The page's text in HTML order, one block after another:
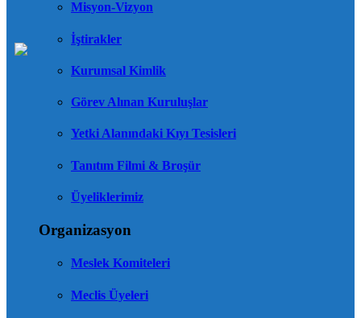
Misyon-Vizyon
İştirakler
Kurumsal Kimlik
Görev Alınan Kuruluşlar
Yetki Alanındaki Kıyı Tesisleri
Tanıtım Filmi & Broşür
Üyeliklerimiz
Organizasyon
Meslek Komiteleri
Meclis Üyeleri